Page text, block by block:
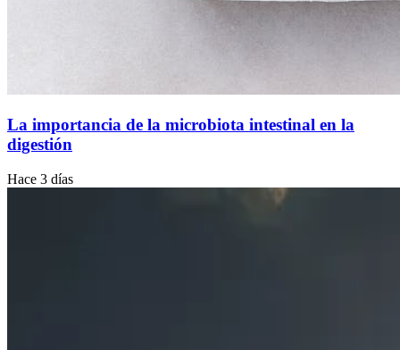
La importancia de la microbiota intestinal en la
digestión
Hace 3 días